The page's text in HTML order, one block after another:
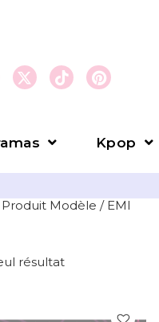
Kpop
Modèle / EMI
résultat